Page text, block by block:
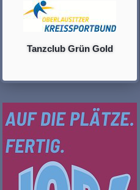
Tanzclub Grün Gold